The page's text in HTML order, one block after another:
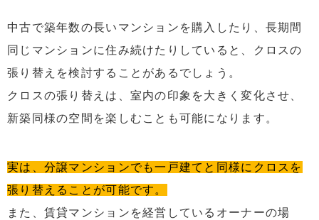
中古で築年数の長いマンションを購入したり、長期間
同じマンションに住み続けたりしていると、クロスの
張り替えを検討することがあるでしょう。
クロスの張り替えは、室内の印象を大きく変化させ、
新築同様の空間を楽しむことも可能になります。
実は、分譲マンションでも一戸建てと同様にクロスを
張り替えることが可能です。
また、賃貸マンションを経営しているオーナーの場